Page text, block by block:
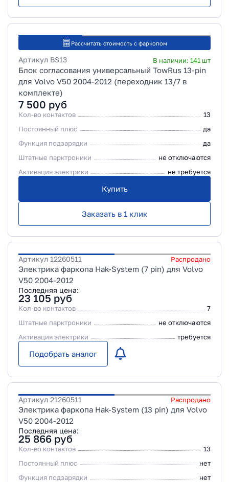
Рассчитать стоимость с фаркопом
Артикул BS13 В наличии: 141 шт
Блок согласования универсальный TowRus 13-pin
для Volvo V50 2004-2012 (переходник 13/7 в
комплекте)
7 500 руб
Кол-во контактов
13
Постоянный плюс
да
Функция подзарядки
да
Штатные парктроники
не отключаются
Активация электрики
не требуется
Купить
Заказать в 1 клик
Артикул 12260511 Распродано
Электрика фаркопа Hak-System (7 pin) для Volvo
V50 2004-2012
Последняя цена:
23 105 руб
Кол-во контактов
7
Штатные парктроники
не отключаются
Активация электрики
требуется
Подобрать аналог
Артикул 21260511 Распродано
Электрика фаркопа Hak-System (13 pin) для Volvo
V50 2004-2012
Последняя цена:
25 866 руб
Кол-во контактов
13
Постоянный плюс
нет
Функция подзарядки
нет